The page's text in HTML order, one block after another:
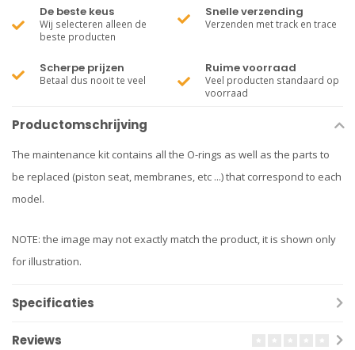
De beste keus
Wij selecteren alleen de
beste producten
Snelle verzending
Verzenden met track en trace
Scherpe prijzen
Betaal dus nooit te veel
Ruime voorraad
Veel producten standaard op
voorraad
Productomschrijving
The maintenance kit contains all the O-rings as well as the parts to
be replaced (piston seat, membranes, etc ...) that correspond to each
model.
NOTE: the image may not exactly match the product, it is shown only
for illustration.
Specificaties
Reviews